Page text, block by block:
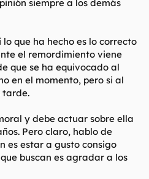
siempre a los demás
que ha hecho es lo correcto
el remordimiento viene
que se ha equivocado al
en el momento, pero si al
tarde.
y debe actuar sobre ella
Pero claro, hablo de
es estar a gusto consigo
buscan es agradar a los